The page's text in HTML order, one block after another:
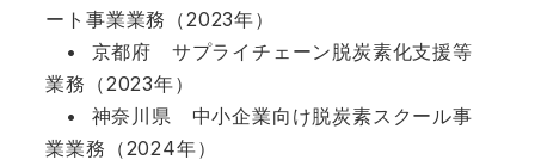
ート事業業務（2023年）
• 京都府 サプライチェーン脱炭素化支援等
業務（2023年）
• 神奈川県 中小企業向け脱炭素スクール事
業業務（2024年）